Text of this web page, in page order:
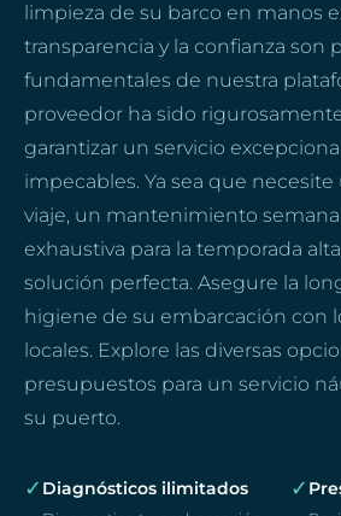
limpieza de su barco en manos
transparencia y la confianza son
fundamentales de nuestra
proveedor ha sido
garantizar un servicio
impecables. Ya sea que
viaje, un mantenimiento
exhaustiva para la temporada
solución perfecta. Asegure la
higiene de su embarcación con
locales. Explore las diversas
presupuestos para un servicio
su puerto.
✓ Diagnósticos ilimitados ✓